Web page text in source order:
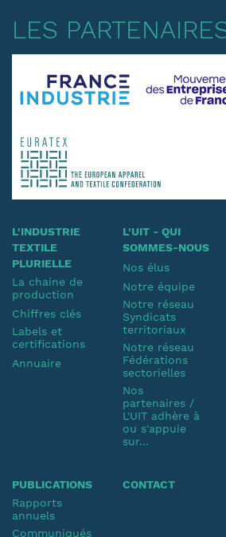
LES
L'INDUSTRIE
TEXTILE
PLURIELLE
La chaine de
production
Chiffres clés
Labels et
certifications
Annuaire
L'UIT - QUI
SOMMES-NOUS
Nos élus
Notre équipe
Notre réseau
Syndicats
territoriaux
Notre réseau
Fédérations
sectorielles
Nos
partenaires /
L'UIT adhère à
ou s'appuie
sur...
PUBLICATIONS
Rapports
annuels
Communiqués
CONTACT